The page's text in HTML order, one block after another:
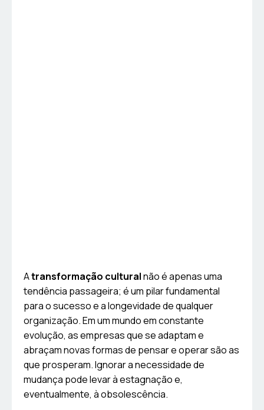
Atransformação culturalnão é apenas uma
tendência passageira; é um pilar fundamental
para o sucesso e a longevidade de qualquer
organização. Em um mundo em constante
evolução, as empresas que se adaptam e
abraçam novas formas de pensar e operar são as
que prosperam. Ignorar a necessidade de
mudança pode levar à estagnação e,
eventualmente, à obsolescência.